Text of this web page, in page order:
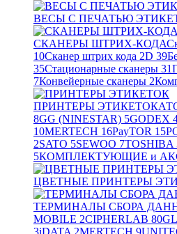
ВЕСЫ С ПЕЧАТЬЮ
СКАНЕРЫ ШТРИХ-КОДА
10Сканер штрих кода 2D 39
35Стационарные сканеры 31
7Конвейерные сканеры 2
ПРИНТЕРЫ ЭТИКЕТОК
8GG (NINESTAR) 5GODEX
10MERTECH 16PayTOR 15
2SATO 5SEWOO 7TOSHIBA
5КОМПЛЕКТУЮЩИЕ и
ЦВЕТНЫЕ ПРИНТЕРЫ
ТЕРМИНАЛЫ СБОРА
MOBILE 2CIPHERLAB 80
3iDATA 2MERTECH 9